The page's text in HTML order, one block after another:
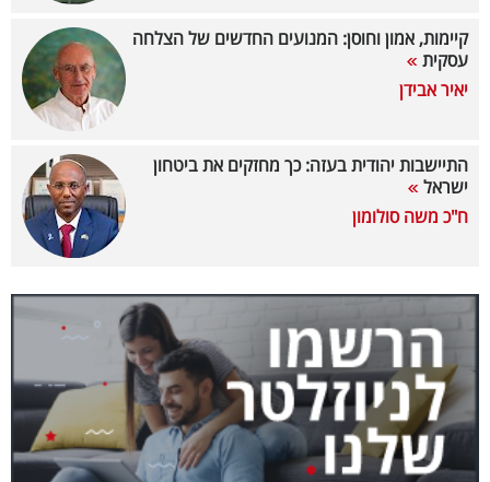
ניוזלטרים
מייל
אדום
קיימות, אמון וחוסן: המנועים החדשים של הצלחה
עסקית
יאיר אבידן
התיישבות יהודית בעזה: כך מחזקים את ביטחון
ישראל
ח"כ משה סולומון